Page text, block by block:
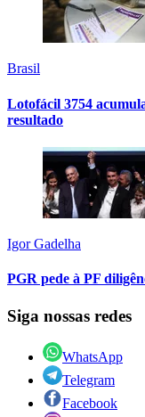
Brasil
Lotofácil 3754
resultado
Igor Gadelha
PGR pede à PF
Siga nossas redes
WhatsApp
Telegram
Facebook